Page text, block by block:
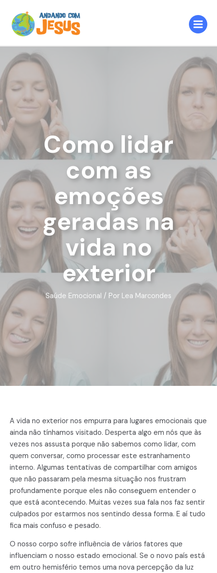
para
Menu
Como lidar
com as
emoções
geradas na
vida no
exterior
Saúde Emocional / Por Lea Marcondes
A vida no exterior nos empurra para lugares emocionais que
ainda não tínhamos visitado. Desperta algo em nós que às
vezes nos assusta porque não sabemos como lidar, com
quem conversar, como processar este estranhamento
interno. Algumas tentativas de compartilhar com amigos
que não passaram pela mesma situação nos frustram
profundamente porque eles não conseguem entender o
que está acontecendo. Muitas vezes sua fala nos faz sentir
culpados por estarmos nos sentindo dessa forma. E aí tudo
fica mais confuso e pesado.
O nosso corpo sofre influência de vários fatores que
influenciam o nosso estado emocional. Se o novo país está
em outro hemisfério temos uma nova percepção da luz
navigation